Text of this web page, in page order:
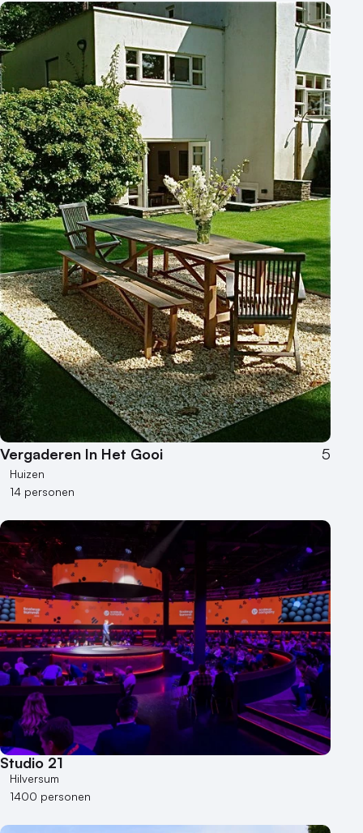
Vergaderen In Het Gooi 5
Huizen
14 personen
Studio 21
Hilversum
1400 personen